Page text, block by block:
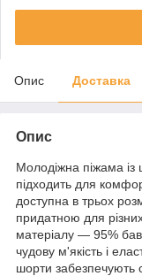
Опис Доставка
Опис
Молодіжна піжама із
підходить для
доступна в трьох
придатною для
матеріалу — 95%
чудову м'якість і
шорти забезпечують